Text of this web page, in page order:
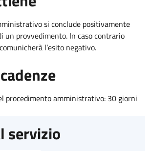
si conclude positivamente
un provvedimento. In caso contrario
l’esito negativo.
procedimento amministrativo: 30 giorni
servizio